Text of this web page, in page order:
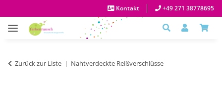
Kontakt +49 271 38778695
Zurück zur Liste Nahtverdeckte Reißverschlüsse